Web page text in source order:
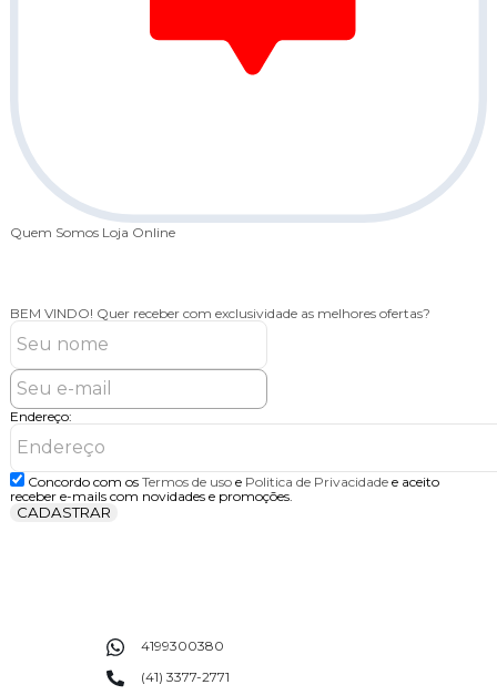
Quem Somos Loja Online
BEM VINDO! Quer receber com exclusividade as melhores ofertas?
Endereço:
Concordo com os Termos de usoe Politica de Privacidadee aceito
receber e-mails com novidades e promoções.
CADASTRAR
4199300380
(41) 3377-2771